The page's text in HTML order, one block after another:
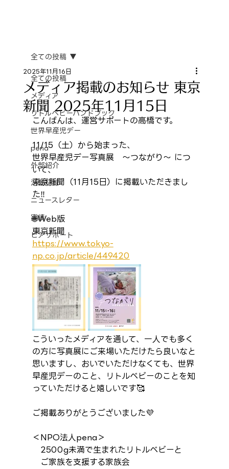
全ての投稿
メディア
リトルベビーハンドブック
世界早産児デー
pena
外部紹介
活動記録
ニュースレター
実績
ピアサポート
全ての投稿
メディア掲載のお知らせ 東京
新聞 2025年11月15日
2025年11月16日
こんばんは、運営サポートの高橋です。
11/15（土）から始まった、
世界早産児デー写真展　～つながり～ につ
いて、
東京新聞（11月15日）に掲載いただきまし
た‼️
🌐Web版
東京新聞
https://www.tokyo-
np.co.jp/article/449420
こういったメディアを通して、一人でも多く
の方に写真展にご来場いただけたら良いなと
思いますし、おいでいただけなくても、世界
早産児デーのこと、リトルベビーのことを知
っていただけると嬉しいです🥰
ご掲載ありがとうございました💜
＜NPO法人pena＞
2500g未満で生まれたリトルベビーと
ご家族を支援する家族会